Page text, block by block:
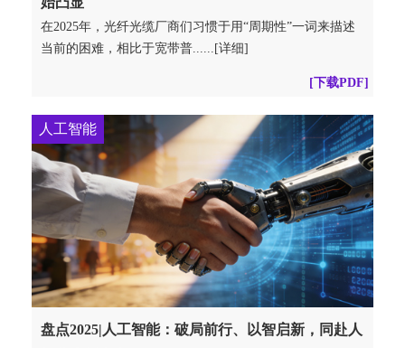
在2025年，光纤光缆厂商们习惯于用“周期性”一词来描述
当前的困难，相比于宽带普......[详细]
[下载PDF]
人工智能
盘点2025|人工智能：破局前行、以智启新，同赴人